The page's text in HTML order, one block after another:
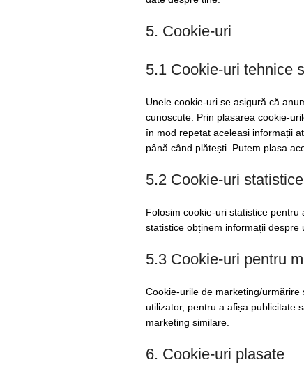
5. Cookie-uri
5.1 Cookie-uri tehnice
Unele cookie-uri se asigură că
cunoscute. Prin plasarea cookie-
în mod repetat aceleași informații
până când plătești. Putem plasa
5.2 Cookie-uri statistice
Folosim cookie-uri statistice
statistice obținem informații despre
5.3 Cookie-uri pentru
Cookie-urile de marketing/
utilizator, pentru a afișa publicitate
marketing similare.
6. Cookie-uri plasate